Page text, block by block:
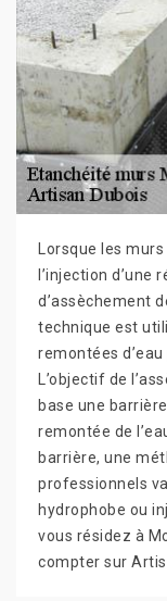
Lorsque les
l’injection
d’assèchement
technique est
remontées
L’objectif de
base une
remontée de
barrière, une
professionnels
hydrophobe ou
vous résidez à
compter sur